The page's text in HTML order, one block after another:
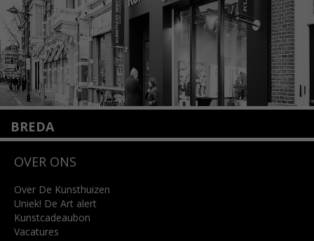
BREDA
4818 SB Breda
info@kunsthuisbreda.nl
Lees meer
OVER ONS
Over De Kunsthuizen
Uniek! De Art alert
Kunstcadeaubon
Vacatures